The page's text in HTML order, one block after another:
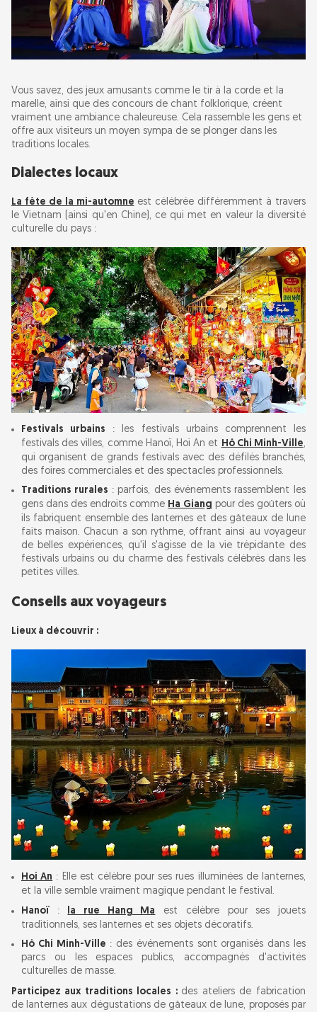
Vous savez, des jeux amusants comme le tir à la corde et la
marelle, ainsi que des concours de chant folklorique, créent
vraiment une ambiance chaleureuse. Cela rassemble les gens et
offre aux visiteurs un moyen sympa de se plonger dans les
traditions locales.
Dialectes locaux
La fête de la mi-automne est célébrée différemment à travers
le Vietnam (ainsi qu'en Chine), ce qui met en valeur la diversité
culturelle du pays :
Festivals urbains : les festivals urbains comprennent les
festivals des villes, comme Hanoï, Hoi An et Hô Chi Minh-Ville,
qui organisent de grands festivals avec des défilés branchés,
des foires commerciales et des spectacles professionnels.
Traditions rurales : parfois, des événements rassemblent les
gens dans des endroits comme Ha Giang pour des goûters où
ils fabriquent ensemble des lanternes et des gâteaux de lune
faits maison. Chacun a son rythme, offrant ainsi au voyageur
de belles expériences, qu'il s'agisse de la vie trépidante des
festivals urbains ou du charme des festivals célébrés dans les
petites villes.
Conseils aux voyageurs
Lieux à découvrir :
Hoi An : Elle est célèbre pour ses rues illuminées de lanternes,
et la ville semble vraiment magique pendant le festival.
Hanoï : la rue Hang Ma est célèbre pour ses jouets
traditionnels, ses lanternes et ses objets décoratifs.
Hô Chi Minh-Ville : des événements sont organisés dans les
parcs ou les espaces publics, accompagnés d'activités
culturelles de masse.
Participez aux traditions locales : des ateliers de fabrication
de lanternes aux dégustations de gâteaux de lune, proposés par